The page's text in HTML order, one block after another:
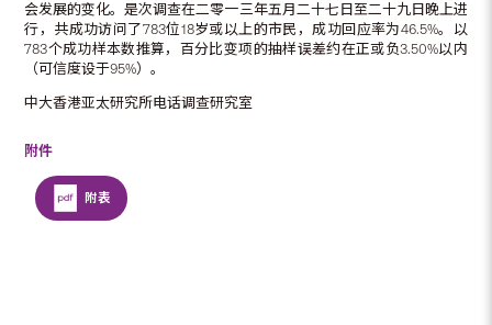
会发展的变化。是次调查在二零一三年五月二十七日至二十九日晚上进
行，共成功访问了783位18岁或以上的市民，成功回应率为46.5%。以
783个成功样本数推算，百分比变项的抽样误差约在正或负3.50%以内
（可信度设于95%）。
中大香港亚太研究所电话调查研究室
附件
附表